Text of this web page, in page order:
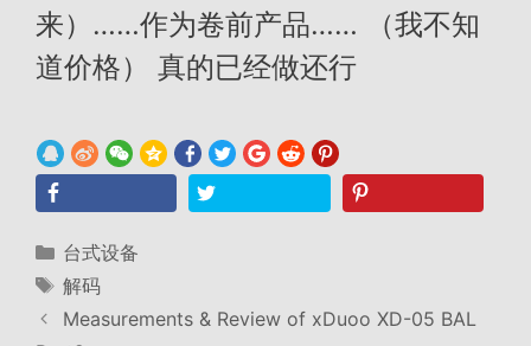
来）……作为卷前产品…… （我不知
道价格） 真的已经做还行
分
类
台式设备
标
签
解码
Measurements & Review of xDuoo XD-05 BAL